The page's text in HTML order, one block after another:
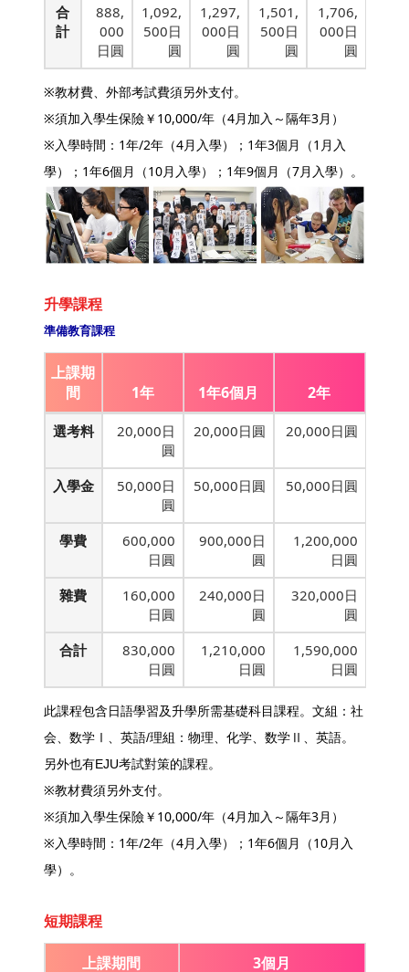
合
計
888,
000
日圓
1,092,
500日
圓
1,297,
000日
圓
1,501,
500日
圓
1,706,
000日
圓
※教材費、外部考試費須另外支付。
※須加入學生保險￥10,000/年（4月加入～隔年3月）
※入學時間：1年/2年（4月入學）；1年3個月（1月入
學）；1年6個月（10月入學）；1年9個月（7月入學）。
升學課程
準備教育課程
上課期
間
1年 1年6個月 2年
選考料
20,000日
圓
20,000日圓 20,000日圓
入學金
50,000日
圓
50,000日圓 50,000日圓
學費
600,000
日圓
900,000日
圓
1,200,000
日圓
雜費
160,000
日圓
240,000日
圓
320,000日
圓
合計
830,000
日圓
1,210,000
日圓
1,590,000
日圓
此課程包含日語學習及升學所需基礎科目課程。文組：社
会、数学Ⅰ、 英語/理組：物理、化学、数学Ⅱ、英語。
另外也有EJU考試對策的課程。
※教材費須另外支付。
※須加入學生保險￥10,000/年（4月加入～隔年3月）
※入學時間：1年/2年（4月入學）；1年6個月（10月入
學）。
短期課程
上課期間 3個月